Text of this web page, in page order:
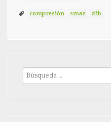
compresión smaz zlib